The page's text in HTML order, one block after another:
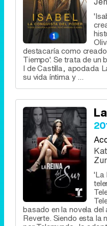
destacaría como
Tiempo'. Se trata de un
I de Castilla, apodada
su vida íntima y ...
'La
basado en la novela
Reverte. Siendo esta la